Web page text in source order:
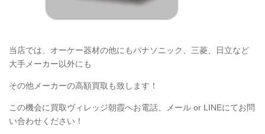
当店では、オーケー器材の他にもパナソニック、三菱、日立など
大手メーカー以外にも
その他メーカーの高額買取も致します！
この機会に買取ヴィレッジ朝霞へお電話、メール or LINEにてお問
い合わせください！